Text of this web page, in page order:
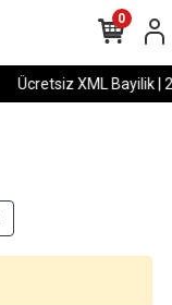
Ücretsiz XML Bayilik |
0